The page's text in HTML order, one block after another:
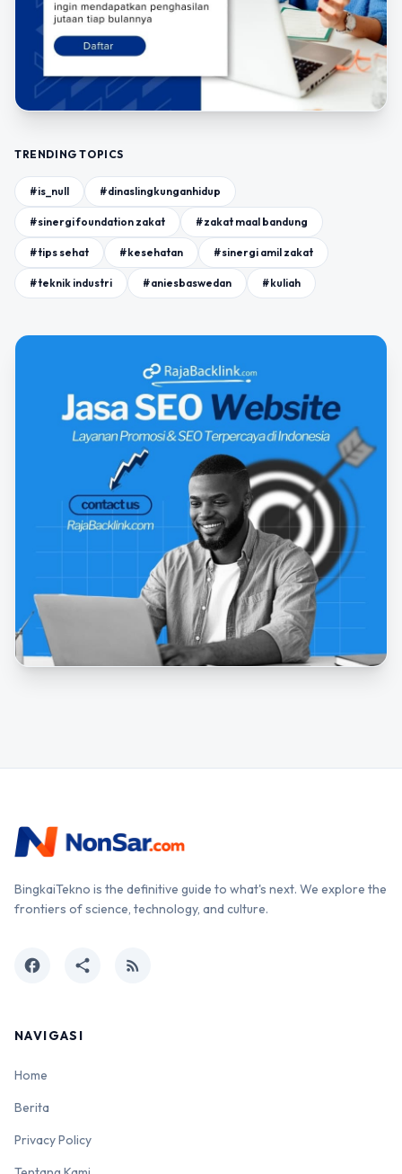
TRENDING TOPICS
#is_null #dinaslingkunganhidup
#sinergi foundation zakat #zakat maal bandung
#tips sehat #kesehatan #sinergi amil zakat
#teknik industri #aniesbaswedan #kuliah
BingkaiTekno is the definitive guide to what's next. We explore the
frontiers of science, technology, and culture.
facebook share rss_feed
NAVIGASI
Home
Berita
Privacy Policy